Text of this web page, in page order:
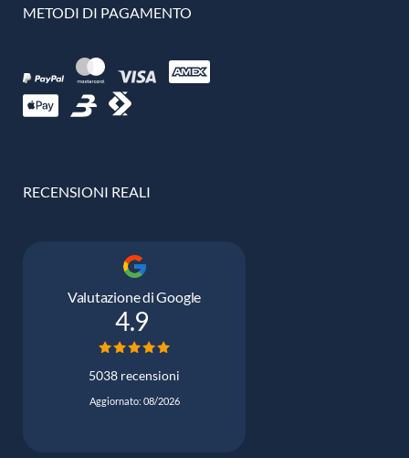
METODI DI PAGAMENTO
RECENSIONI REALI
Valutazione di Google
4.9
5038 recensioni
Aggiornato: 08/2026